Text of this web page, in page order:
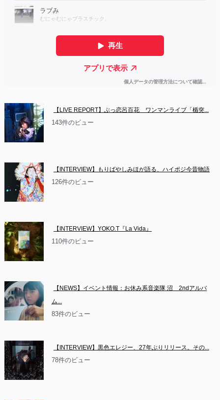
【LIVE REPORT】ぶっ恋呂百花　ワンマンライブ「楯突...
143件のビュー
【INTERVIEW】もりばやしみほが語る、ハイポジ今昔物語
126件のビュー
【INTERVIEW】YOKO.T『La Vida』
110件のビュー
【NEWS】イベント情報：お休み系音楽隊 沼　2ndアルバ
ム...
83件のビュー
【INTERVIEW】黒色エレジー、27年ぶりリリース。その...
78件のビュー